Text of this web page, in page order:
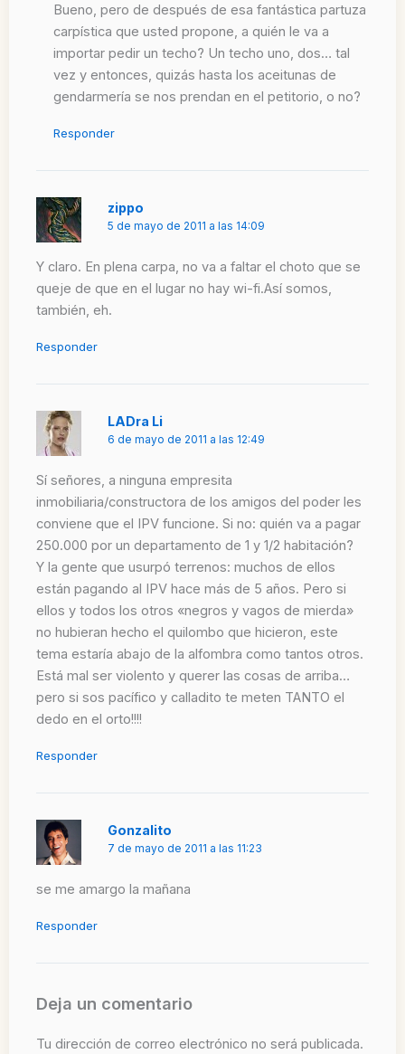
Bueno, pero de después de esa fantástica partuza
carpística que usted propone, a quién le va a
importar pedir un techo? Un techo uno, dos… tal
vez y entonces, quizás hasta los aceitunas de
gendarmería se nos prendan en el petitorio, o no?
Responder
zippo
5 de mayo de 2011 a las 14:09
Y claro. En plena carpa, no va a faltar el choto que se
queje de que en el lugar no hay wi-fi.Así somos,
también, eh.
Responder
LADra Li
6 de mayo de 2011 a las 12:49
Sí señores, a ninguna empresita
inmobiliaria/constructora de los amigos del poder les
conviene que el IPV funcione. Si no: quién va a pagar
250.000 por un departamento de 1 y 1/2 habitación?
Y la gente que usurpó terrenos: muchos de ellos
están pagando al IPV hace más de 5 años. Pero si
ellos y todos los otros «negros y vagos de mierda»
no hubieran hecho el quilombo que hicieron, este
tema estaría abajo de la alfombra como tantos otros.
Está mal ser violento y querer las cosas de arriba…
pero si sos pacífico y calladito te meten TANTO el
dedo en el orto!!!!
Responder
Gonzalito
7 de mayo de 2011 a las 11:23
se me amargo la mañana
Responder
Deja un comentario
Tu dirección de correo electrónico no será publicada.